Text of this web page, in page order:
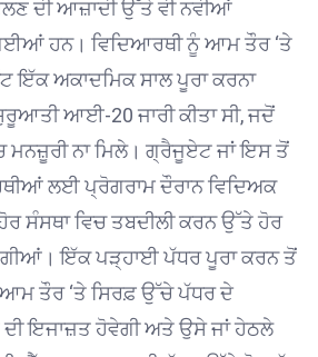
ਦੀ ਆਜ਼ਾਦੀ ਉੱਤੇ ਵੀ ਨਵੀਆਂ
ਹਨ। ਵਿਦਿਆਰਥੀ ਨੂੰ ਆਮ ਤੌਰ ‘ਤੇ
ਇੱਕ ਅਕਾਦਮਿਕ ਸਾਲ ਪੂਰਾ ਕਰਨਾ
ਆਈ-20 ਜਾਰੀ ਕੀਤਾ ਸੀ, ਜਦੋਂ
ਮਨਜ਼ੂਰੀ ਨਾ ਮਿਲੇ। ਗ੍ਰੈਜੂਏਟ ਜਾਂ ਇਸ ਤੋਂ
ਲਈ ਪ੍ਰੋਗਰਾਮ ਦੌਰਾਨ ਵਿਦਿਅਕ
ਸੰਸਥਾ ਵਿਚ ਤਬਦੀਲੀ ਕਰਨ ਉੱਤੇ ਹੋਰ
ਇੱਕ ਪੜ੍ਹਾਈ ਪੱਧਰ ਪੂਰਾ ਕਰਨ ਤੋਂ
ਤੌਰ ‘ਤੇ ਸਿਰਫ਼ ਉੱਚੇ ਪੱਧਰ ਦੇ
ਦੀ ਇਜਾਜ਼ਤ ਹੋਵੇਗੀ ਅਤੇ ਉਸੇ ਜਾਂ ਹੇਠਲੇ